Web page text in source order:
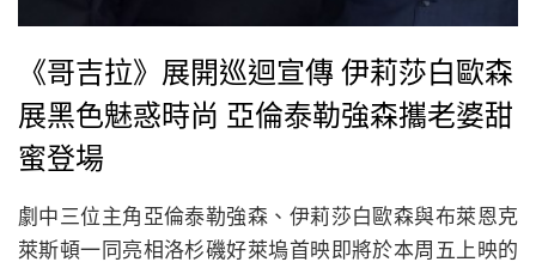
《哥吉拉》展開巡迴宣傳 伊莉莎白歐森
展黑色魅惑時尚 亞倫泰勒強森攜老婆甜
蜜登場
劇中三位主角亞倫泰勒強森、伊莉莎白歐森與布萊恩克
萊斯頓一同亮相洛杉磯好萊塢首映即將於本周五上映的